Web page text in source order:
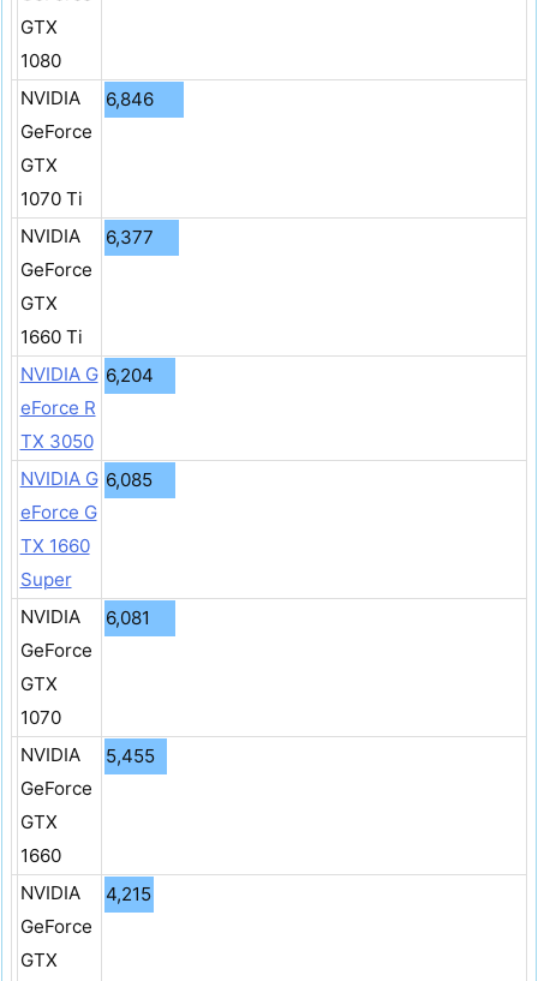
GTX
1080
NVIDIA
GeForce
GTX
1070 Ti
6,846
NVIDIA
GeForce
GTX
1660 Ti
6,377
NVIDIA G
eForce R
TX 3050
6,204
NVIDIA G
eForce G
TX 1660
Super
6,085
NVIDIA
GeForce
GTX
1070
6,081
NVIDIA
GeForce
GTX
1660
5,455
NVIDIA
GeForce
GTX
4,215